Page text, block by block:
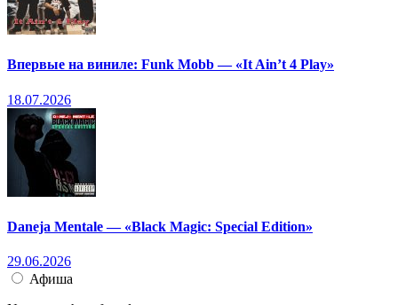
Впервые на виниле: Funk Mobb — «It Ain’t 4 Play»
18.07.2026
Daneja Mentale — «Black Magic: Special Edition»
29.06.2026
Афиша